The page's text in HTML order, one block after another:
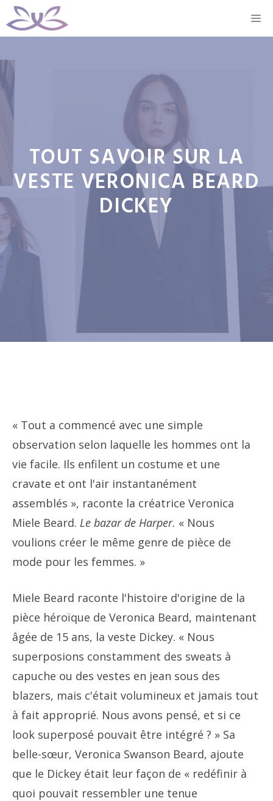
Aller
au
TOUT SAVOIR SUR LA
VESTE VERONICA BEARD
DICKEY
« Tout a commencé avec une simple
observation selon laquelle les hommes ont la
vie facile. Ils enfilent un costume et une
cravate et ont l'air instantanément
assemblés », raconte la créatrice Veronica
Miele Beard. Le bazar de Harper. « Nous
voulions créer le même genre de pièce de
mode pour les femmes. »
Miele Beard raconte l'histoire d'origine de la
pièce héroïque de Veronica Beard, maintenant
âgée de 15 ans, la veste Dickey. « Nous
superposions constamment des sweats à
capuche ou des vestes en jean sous des
blazers, mais c'était volumineux et jamais tout
à fait approprié. Nous avons pensé, et si ce
look superposé pouvait être intégré ? » Sa
belle-sœur, Veronica Swanson Beard, ajoute
que le Dickey était leur façon de « redéfinir à
quoi pouvait ressembler une tenue